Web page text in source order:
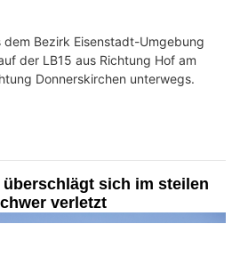
dem Bezirk Eisenstadt-Umgebung
der LB15 aus Richtung Hof am
Donnerskirchen unterwegs.
überschlägt sich im steilen
verletzt